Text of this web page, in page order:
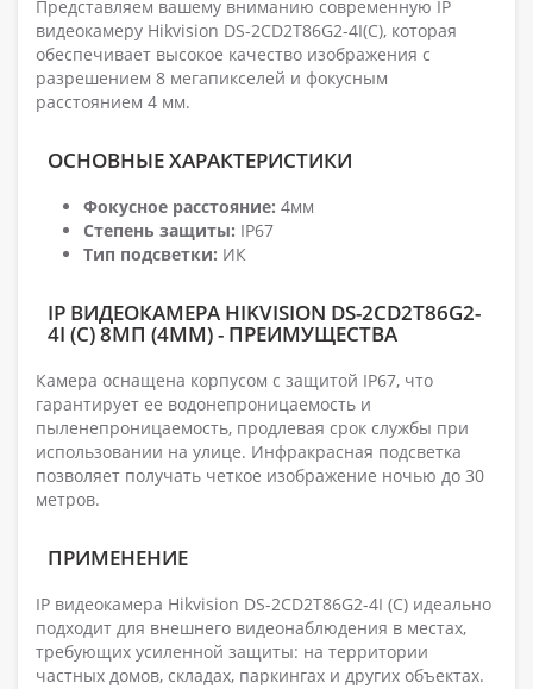
Представляем вашему вниманию современную IP
видеокамеру Hikvision DS-2CD2T86G2-4I(C), которая
обеспечивает высокое качество изображения с
разрешением 8 мегапикселей и фокусным
расстоянием 4 мм.
ОСНОВНЫЕ ХАРАКТЕРИСТИКИ
Фокусное расстояние: 4мм
Степень защиты: IP67
Тип подсветки: ИК
IP ВИДЕОКАМЕРА HIKVISION DS-2CD2T86G2-
4I (C) 8МП (4ММ) - ПРЕИМУЩЕСТВА
Камера оснащена корпусом с защитой IP67, что
гарантирует ее водонепроницаемость и
пыленепроницаемость, продлевая срок службы при
использовании на улице. Инфракрасная подсветка
позволяет получать четкое изображение ночью до 30
метров.
ПРИМЕНЕНИЕ
IP видеокамера Hikvision DS-2CD2T86G2-4I (C) идеально
подходит для внешнего видеонаблюдения в местах,
требующих усиленной защиты: на территории
частных домов, складах, паркингах и других объектах.